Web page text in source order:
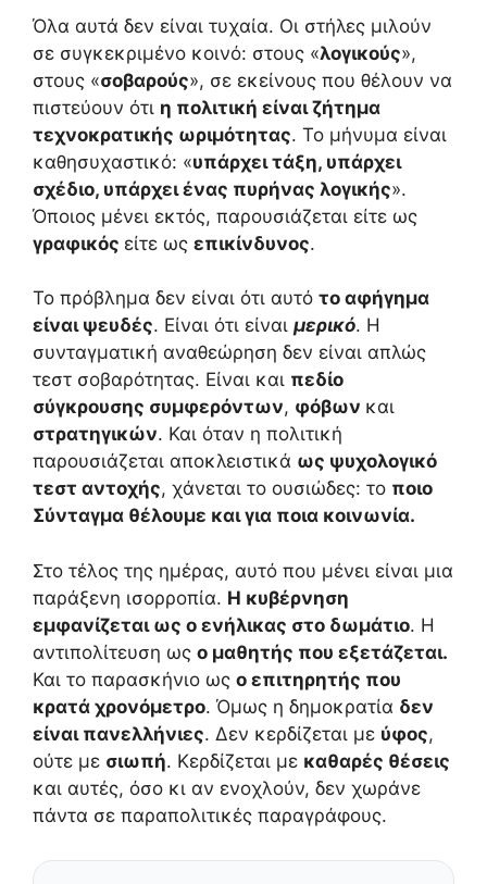
Όλα αυτά δεν είναι τυχαία. Οι στήλες μιλούν
σε συγκεκριμένο κοινό: στους «λογικούς»,
στους «σοβαρούς», σε εκείνους που θέλουν να
πιστεύουν ότι η πολιτική είναι ζήτημα
τεχνοκρατικής ωριμότητας. Το μήνυμα είναι
καθησυχαστικό: «υπάρχει τάξη, υπάρχει
σχέδιο, υπάρχει ένας πυρήνας λογικής».
Όποιος μένει εκτός, παρουσιάζεται είτε ως
γραφικός είτε ως επικίνδυνος.
Το πρόβλημα δεν είναι ότι αυτό το αφήγημα
είναι ψευδές. Είναι ότι είναι μερικό. Η
συνταγματική αναθεώρηση δεν είναι απλώς
τεστ σοβαρότητας. Είναι και πεδίο
σύγκρουσης συμφερόντων, φόβων και
στρατηγικών. Και όταν η πολιτική
παρουσιάζεται αποκλειστικά ως ψυχολογικό
τεστ αντοχής, χάνεται το ουσιώδες: το ποιο
Σύνταγμα θέλουμε και για ποια κοινωνία.
Στο τέλος της ημέρας, αυτό που μένει είναι μια
παράξενη ισορροπία. Η κυβέρνηση
εμφανίζεται ως ο ενήλικας στο δωμάτιο. Η
αντιπολίτευση ως ο μαθητής που εξετάζεται.
Και το παρασκήνιο ως ο επιτηρητής που
κρατά χρονόμετρο. Όμως η δημοκρατία δεν
είναι πανελλήνιες. Δεν κερδίζεται με ύφος,
ούτε με σιωπή. Κερδίζεται με καθαρές θέσεις
και αυτές, όσο κι αν ενοχλούν, δεν χωράνε
πάντα σε παραπολιτικές παραγράφους.